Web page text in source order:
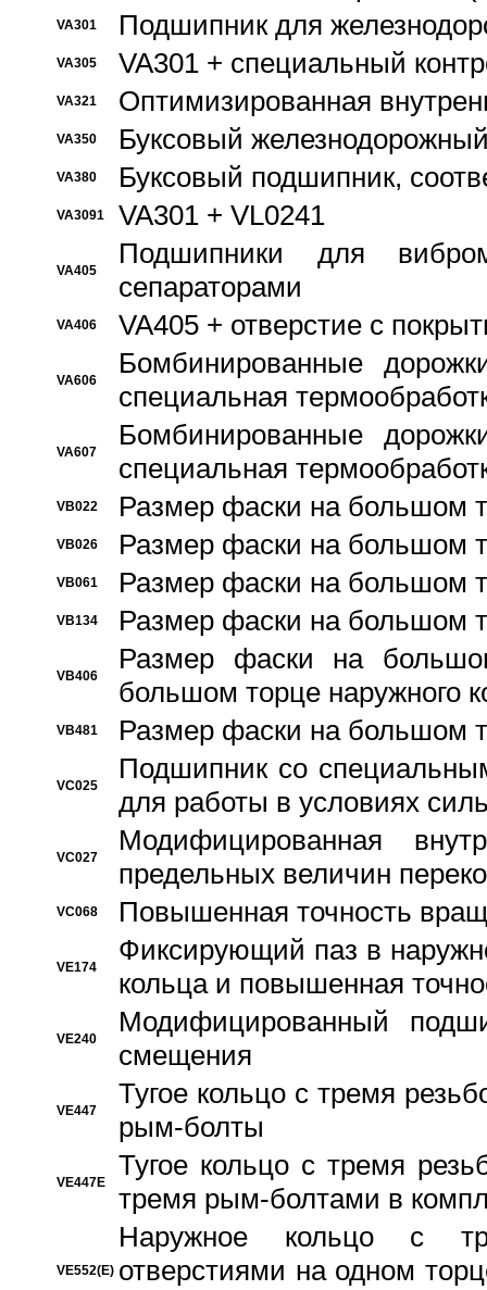
VA301 Подшипник для
VA305 VA301 + специальный
VA321 Оптимизированная
VA350 Буксовый
VA380 Буксовый подшипник,
VA3091 VA301 + VL0241
VA405
Подшипники для
сепараторами
VA406 VA405 + отверстие с
VA606
Бомбинированные
специальная
VA607
Бомбинированные
специальная
VB022 Размер фаски на большом
VB026 Размер фаски на большом
VB061 Размер фаски на большом
VB134 Размер фаски на большом
VB406
Размер фаски на
большом торце наружного
VB481 Размер фаски на большом
VC025
Подшипник со
для работы в условиях
VC027
Модифицированная
предельных величин
VC068 Повышенная точность
VE174
Фиксирующий паз в
кольца и повышенная
VE240
Модифицированный
смещения
VE447
Тугое кольцо с тремя
рым-болты
VE447E
Тугое кольцо с тремя
тремя рым-болтами в
VE552(E)
Наружное кольцо с
отверстиями на одном